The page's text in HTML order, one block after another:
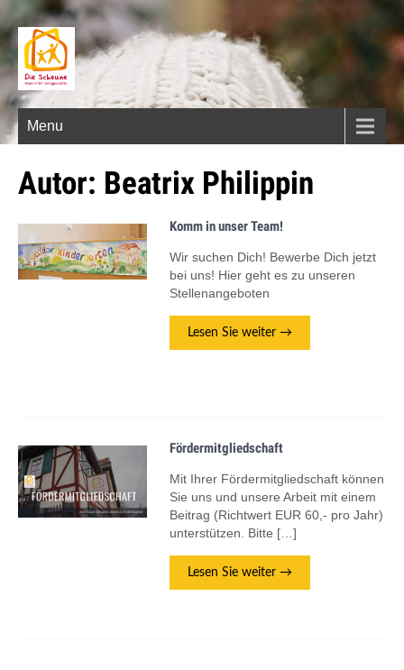
Menu
Autor: Beatrix Philippin
Komm in unser Team!
Wir suchen Dich! Bewerbe Dich jetzt
bei uns! Hier geht es zu unseren
Stellenangeboten
Lesen Sie weiter →
Fördermitgliedschaft
Mit Ihrer Fördermitgliedschaft können
Sie uns und unsere Arbeit mit einem
Beitrag (Richtwert EUR 60,- pro Jahr)
unterstützen. Bitte […]
Lesen Sie weiter →